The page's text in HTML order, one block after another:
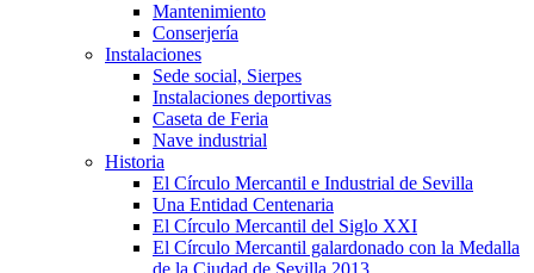
Mantenimiento
Conserjería
Instalaciones
Sede social, Sierpes
Instalaciones deportivas
Caseta de Feria
Nave industrial
Historia
El Círculo Mercantil e Industrial de Sevilla
Una Entidad Centenaria
El Círculo Mercantil del Siglo XXI
El Círculo Mercantil galardonado con la Medalla
de la Ciudad de Sevilla 2013